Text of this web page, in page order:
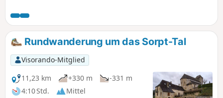
des Grundwassers an der Quelle des Blagour entdecken.
Rundwanderung um das Sorpt-Tal
Visorando-Mitglied
11,23 km
+330 m
-331 m
4:10 Std.
Mittel